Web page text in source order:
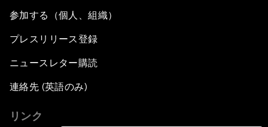
参加する（個人、組織）
プレスリリース登録
ニュースレター購読
連絡先 (英語のみ)
リンク